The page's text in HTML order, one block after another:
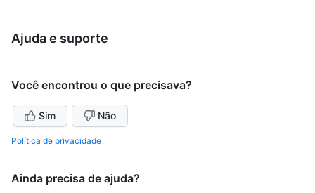
Ajuda e suporte
Você encontrou o que precisava?
Sim Não
Política de privacidade
Ainda precisa de ajuda?